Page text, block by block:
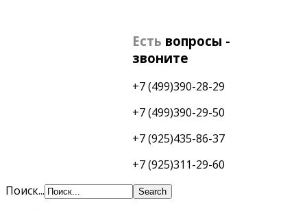
Есть вопросы -
звоните
+7 (499)390-28-29
+7 (499)390-29-50
+7 (925)435-86-37
+7 (925)311-29-60
Поиск...